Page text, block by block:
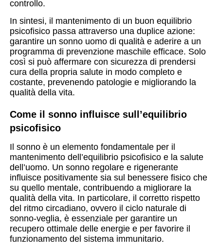
controllo.
In sintesi, il mantenimento di un buon equilibrio
psicofisico passa attraverso una duplice azione:
garantire un sonno uomo di qualità e aderire a un
programma di prevenzione maschile efficace. Solo
così si può affermare con sicurezza di prendersi
cura della propria salute in modo completo e
costante, prevenendo patologie e migliorando la
qualità della vita.
Come il sonno influisce sull’equilibrio
psicofisico
Il sonno è un elemento fondamentale per il
mantenimento dell’equilibrio psicofisico e la salute
dell’uomo. Un sonno regolare e rigenerante
influisce positivamente sia sul benessere fisico che
su quello mentale, contribuendo a migliorare la
qualità della vita. In particolare, il corretto rispetto
del ritmo circadiano, ovvero il ciclo naturale di
sonno-veglia, è essenziale per garantire un
recupero ottimale delle energie e per favorire il
funzionamento del sistema immunitario.